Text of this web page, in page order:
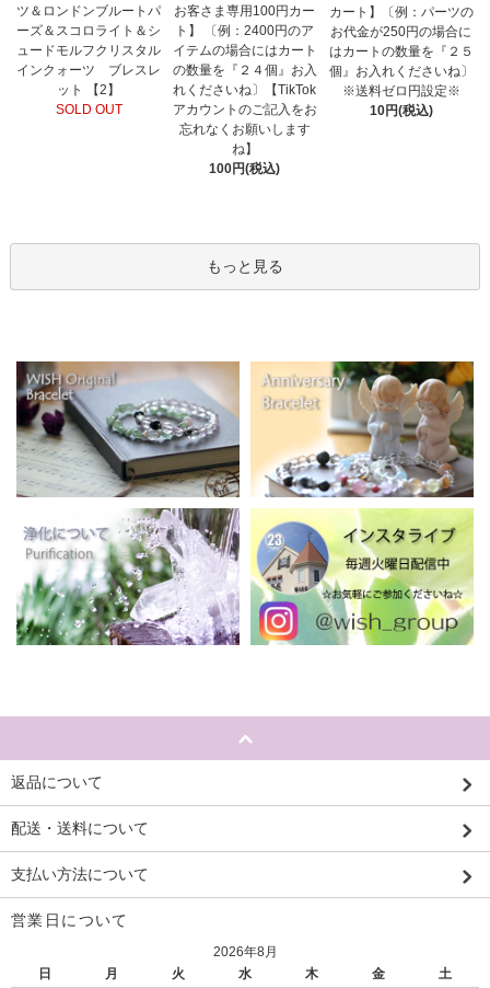
ツ＆ロンドンブルートパ
ーズ＆スコロライト＆シ
ュードモルフクリスタル
インクォーツ ブレスレ
ット 【2】
SOLD OUT
お客さま専用100円カー
ト】 〔例：2400円のア
イテムの場合にはカート
の数量を『２４個』お入
れくださいね〕【TikTok
アカウントのご記入をお
忘れなくお願いします
ね】
100円(税込)
カート】〔例：パーツの
お代金が250円の場合に
はカートの数量を『２５
個』お入れくださいね〕
※送料ゼロ円設定※
10円(税込)
もっと見る
返品について
配送・送料について
支払い方法について
営業日について
2026年8月
日
月 火 水 木 金
土